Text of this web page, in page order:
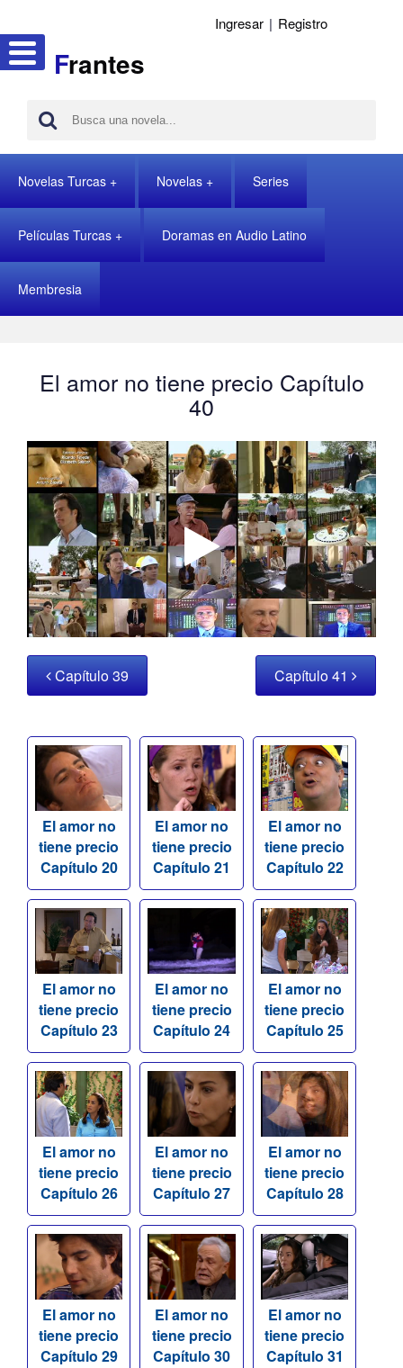
Frantes
Ingresar | Registro
Novelas Turcas Novelas Series
Películas Turcas Doramas en Audio Latino
Membresia
El amor no tiene precio Capítulo
40
Capítulo 39 Capítulo 41
El amor no
tiene precio
Capítulo 20
El amor no
tiene precio
Capítulo 21
El amor no
tiene precio
Capítulo 22
El amor no
tiene precio
Capítulo 23
El amor no
tiene precio
Capítulo 24
El amor no
tiene precio
Capítulo 25
El amor no
tiene precio
Capítulo 26
El amor no
tiene precio
Capítulo 27
El amor no
tiene precio
Capítulo 28
El amor no
tiene precio
Capítulo 29
El amor no
tiene precio
Capítulo 30
El amor no
tiene precio
Capítulo 31